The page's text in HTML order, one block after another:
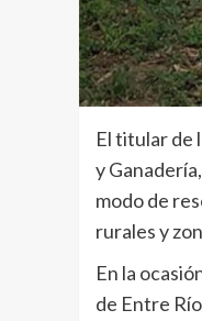
El titular de
y
modo de
rurales y
En la
de Entre